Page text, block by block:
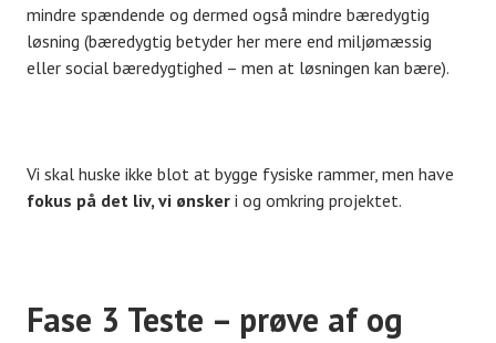
mindre spændende og dermed også mindre bæredygtig
løsning (bæredygtig betyder her mere end miljømæssig
eller social bæredygtighed – men at løsningen kan bære).
Vi skal huske ikke blot at bygge fysiske rammer, men have
fokus på det liv, vi ønsker i og omkring projektet.
Fase 3 Teste – prøve af og